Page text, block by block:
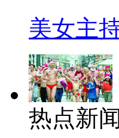
美女主
热点新闻